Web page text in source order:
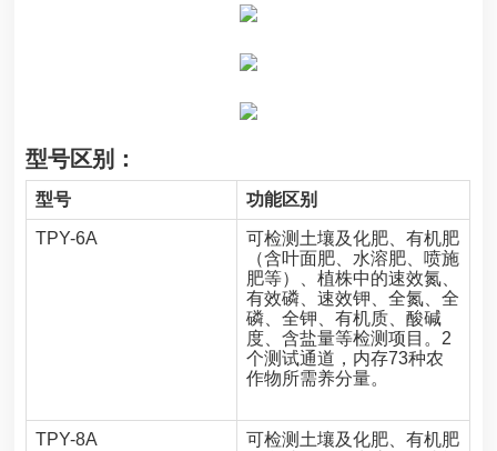
型号区别：
型号 功能区别
TPY-6A
可检测土壤及化肥、有机肥
（含叶面肥、水溶肥、喷施
肥等）、植株中的速效氮、
有效磷、速效钾、全氮、全
磷、全钾、有机质、酸碱
度、含盐量等检测项目。2
个测试通道，内存73种农
作物所需养分量。
TPY-8A
可检测土壤及化肥、有机肥